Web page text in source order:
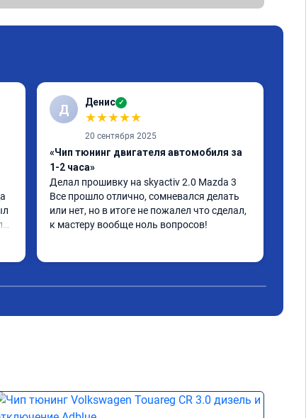
Д Денис ✓
★★★★★
20 сентября 2025
«Чип тюнинг двигателя автомобиля за
1-2 часа»
Делал прошивку на skyactiv 2.0 Mazda 3
Все прошло отлично, сомневался делать
или нет, но в итоге не пожалел что сделал,
к мастеру вообще ноль вопросов!